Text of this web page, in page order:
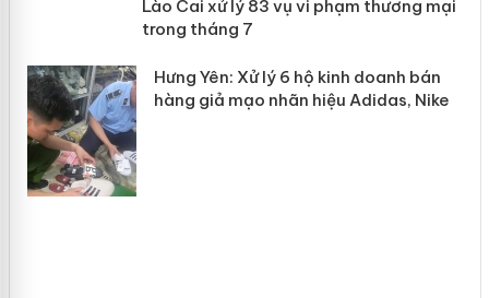
mại trong tháng 7